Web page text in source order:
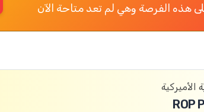
هذه الفرصة وهي لم تعد متاحة الآن
الأميركية
ROP